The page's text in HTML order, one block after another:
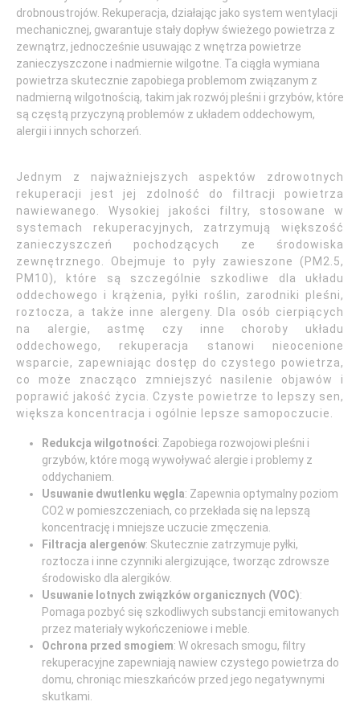
drobnoustrojów. Rekuperacja, działając jako system wentylacji
mechanicznej, gwarantuje stały dopływ świeżego powietrza z
zewnątrz, jednocześnie usuwając z wnętrza powietrze
zanieczyszczone i nadmiernie wilgotne. Ta ciągła wymiana
powietrza skutecznie zapobiega problemom związanym z
nadmierną wilgotnością, takim jak rozwój pleśni i grzybów, które
są częstą przyczyną problemów z układem oddechowym,
alergii i innych schorzeń.
Jednym z najważniejszych aspektów zdrowotnych
rekuperacji jest jej zdolność do filtracji powietrza
nawiewanego. Wysokiej jakości filtry, stosowane w
systemach rekuperacyjnych, zatrzymują większość
zanieczyszczeń pochodzących ze środowiska
zewnętrznego. Obejmuje to pyły zawieszone (PM2.5,
PM10), które są szczególnie szkodliwe dla układu
oddechowego i krążenia, pyłki roślin, zarodniki pleśni,
roztocza, a także inne alergeny. Dla osób cierpiących
na alergie, astmę czy inne choroby układu
oddechowego, rekuperacja stanowi nieocenione
wsparcie, zapewniając dostęp do czystego powietrza,
co może znacząco zmniejszyć nasilenie objawów i
poprawić jakość życia. Czyste powietrze to lepszy sen,
większa koncentracja i ogólnie lepsze samopoczucie.
Redukcja wilgotności: Zapobiega rozwojowi pleśni i
grzybów, które mogą wywoływać alergie i problemy z
oddychaniem.
Usuwanie dwutlenku węgla: Zapewnia optymalny poziom
CO2 w pomieszczeniach, co przekłada się na lepszą
koncentrację i mniejsze uczucie zmęczenia.
Filtracja alergenów: Skutecznie zatrzymuje pyłki,
roztocza i inne czynniki alergizujące, tworząc zdrowsze
środowisko dla alergików.
Usuwanie lotnych związków organicznych (VOC):
Pomaga pozbyć się szkodliwych substancji emitowanych
przez materiały wykończeniowe i meble.
Ochrona przed smogiem: W okresach smogu, filtry
rekuperacyjne zapewniają nawiew czystego powietrza do
domu, chroniąc mieszkańców przed jego negatywnymi
skutkami.